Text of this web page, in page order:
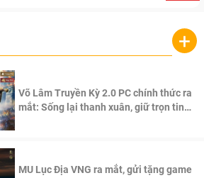
+
Võ Lâm Truyền Kỳ 2.0 PC chính thức ra
mắt: Sống lại thanh xuân, giữ trọn tinh
MU Lục Địa VNG ra mắt, gửi tặng game